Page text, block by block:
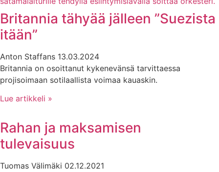
Britannia tähyää jälleen ”Suezista
itään”
Anton Staffans 13.03.2024
Britannia on osoittanut kykenevänsä tarvittaessa
projisoimaan sotilaallista voimaa kauaskin.
Lue artikkeli »
Rahan ja maksamisen
tulevaisuus
Tuomas Välimäki 02.12.2021